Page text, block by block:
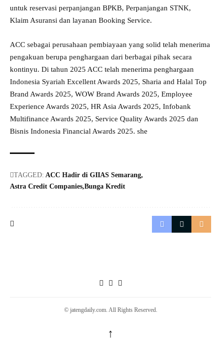
untuk reservasi perpanjangan BPKB, Perpanjangan STNK,
Klaim Asuransi dan layanan Booking Service.
ACC sebagai perusahaan pembiayaan yang solid telah menerima
pengakuan berupa penghargaan dari berbagai pihak secara
kontinyu. Di tahun 2025 ACC telah menerima penghargaan
Indonesia Syariah Excellent Awards 2025, Sharia and Halal Top
Brand Awards 2025, WOW Brand Awards 2025, Employee
Experience Awards 2025, HR Asia Awards 2025, Infobank
Multifinance Awards 2025, Service Quality Awards 2025 dan
Bisnis Indonesia Financial Awards 2025. she
TAGGED: ACC Hadir di GIIAS Semarang
Astra Credit Companies Bunga Kredit
© jatengdaily.com. All Rights Reserved.
↑